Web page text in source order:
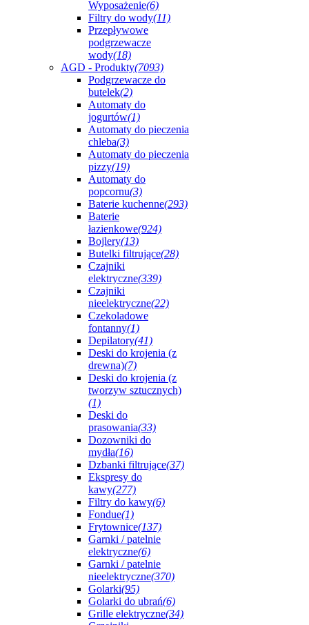
Wyposażenie(6)
Filtry do wody(11)
Przepływowe
podgrzewacze
wody(18)
AGD - Produkty(7093)
Podgrzewacze do
butelek(2)
Automaty do
jogurtów(1)
Automaty do pieczenia
chleba(3)
Automaty do pieczenia
pizzy(19)
Automaty do
popcornu(3)
Baterie kuchenne(293)
Baterie
łazienkowe(924)
Bojlery(13)
Butelki filtrujące(28)
Czajniki
elektryczne(339)
Czajniki
nieelektryczne(22)
Czekoladowe
fontanny(1)
Depilatory(41)
Deski do krojenia (z
drewna)(7)
Deski do krojenia (z
tworzyw sztucznych)
(1)
Deski do
prasowania(33)
Dozowniki do
mydła(16)
Dzbanki filtrujące(37)
Ekspresy do
kawy(277)
Filtry do kawy(6)
Fondue(1)
Frytownice(137)
Garnki / patelnie
elektryczne(6)
Garnki / patelnie
nieelektryczne(370)
Golarki(95)
Golarki do ubrań(6)
Grille elektryczne(34)